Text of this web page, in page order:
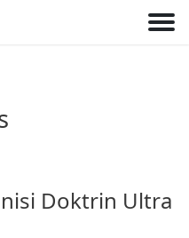
Doktrin Ultra